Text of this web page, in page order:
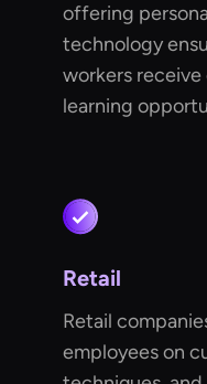
offering
technology
workers
learning
Retail
Retail
employees on